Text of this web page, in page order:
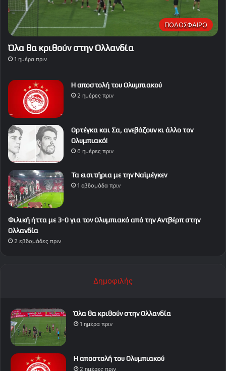
ΠΟΔΟΣΦΑΙΡΟ
Όλα θα κριθούν στην Ολλανδία
1 ημέρα πριν
Η αποστολή του Ολυμπιακού
2 ημέρες πριν
Ορτέγκα και Σα, ανεβάζουν κι άλλο τον
Ολυμπιακό!
6 ημέρες πριν
Τα εισιτήρια με την Ναϊμέγκεν
1 εβδομάδα πριν
Φιλική ήττα με 3-0 για τον Ολυμπιακό από την Αντβέρπ στην
Ολλανδία
2 εβδομάδες πριν
Δημοφιλής
Όλα θα κριθούν στην Ολλανδία
1 ημέρα πριν
Η αποστολή του Ολυμπιακού
2 ημέρες πριν